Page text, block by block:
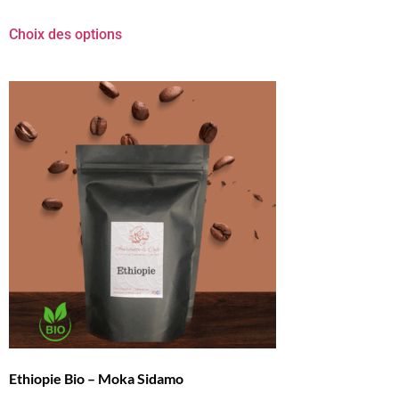
Choix des options
Ethiopie Bio – Moka Sidamo